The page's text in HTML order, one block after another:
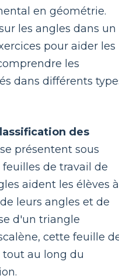
en géométrie.
les angles dans un
pour aider les
les
dans différents
des
présentent sous
de travail de
aident les élèves à
leurs angles et de
d'un triangle
cette feuille
tout au long du